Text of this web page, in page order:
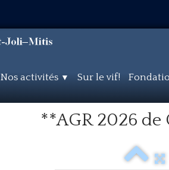
Nos activités ▼ Sur le vif!
**AGR 2026 de